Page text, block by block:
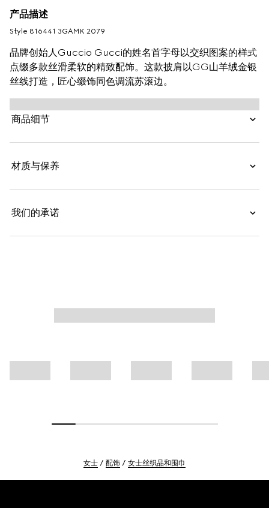
产品描述
Style ‎816441 3GAMK 2079
品牌创始人Guccio Gucci的姓名首字母以交织图案的样式
点缀多款丝滑柔软的精致配饰。这款披肩以GG山羊绒金银
丝线打造，匠心缀饰同色调流苏滚边。
商品细节
材质与保养
我们的承诺
女士 配饰 女士丝织品和围巾